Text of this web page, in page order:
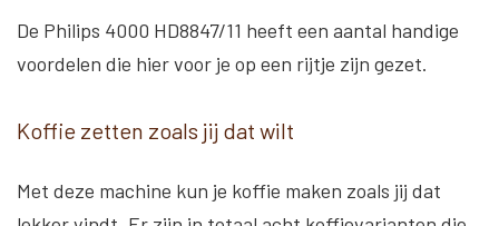
De Philips 4000 HD8847/11 heeft een aantal handige
voordelen die hier voor je op een rijtje zijn gezet.
Koffie zetten zoals jij dat wilt
Met deze machine kun je koffie maken zoals jij dat